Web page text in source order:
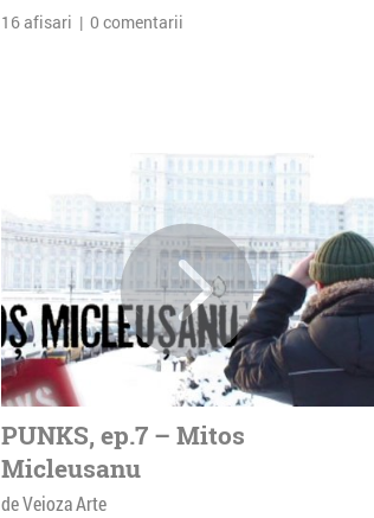
16 afisari | 0 comentarii
PUNKS, ep.7 – Mitos
Micleusanu
de Veioza Arte